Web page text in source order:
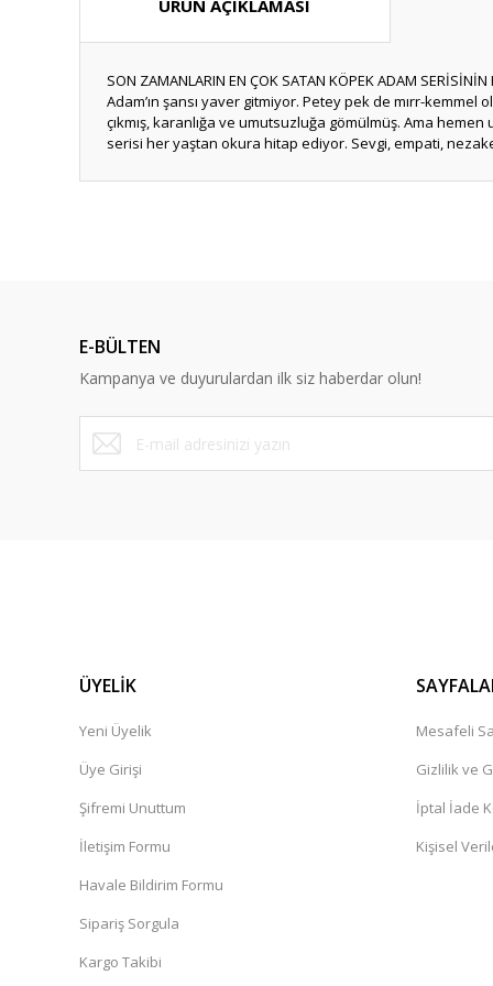
ÜRÜN AÇIKLAMASI
SON ZAMANLARIN EN ÇOK SATAN KÖPEK ADAM
Adam’ın şansı yaver gitmiyor. Petey pek de mırr-
çıkmış, karanlığa ve umutsuzluğa gömülmüş. Ama
serisi her yaştan okura hitap ediyor. Sevgi, empati,
Ürün bilgilerinde hatalar bulunuyor.
Ürün fiyatı diğer sitelerden daha pahalı.
Bu ürüne benzer farklı alternatifler olmalı.
E-BÜLTEN
Kampanya ve duyurulardan ilk siz haberdar olun!
ÜYELİK
Yeni Üyelik
Üye Girişi
Şifremi Unuttum
İletişim Formu
Havale Bildirim Formu
Sipariş Sorgula
Kargo Takibi
Mesafeli
Gizlilik ve
İptal İade
Kişisel